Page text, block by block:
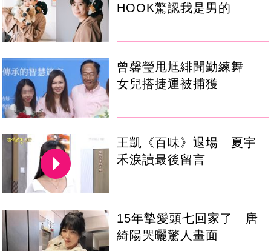
HOOK驚認我是男的
曾馨瑩甩尪緋聞勤練舞
女兒搭捷運被捕獲
王凱《百味》退場 夏宇
禾淚讀最後留言
15年摯愛頭七回家了 唐
綺陽哭曬驚人畫面